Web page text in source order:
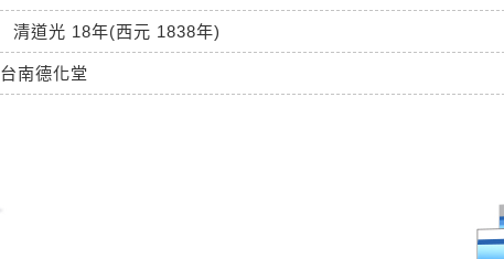
清道光 18年(西元 1838年)
台南德化堂